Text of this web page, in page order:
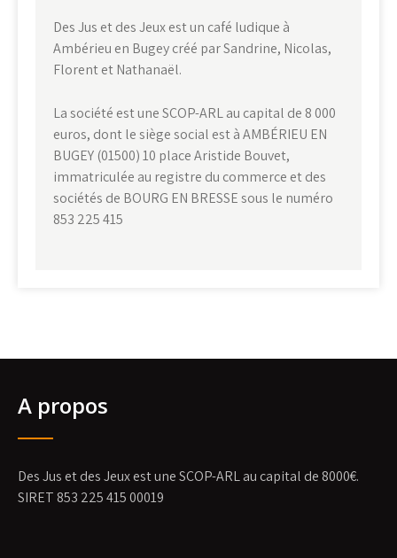
Des Jus et des Jeux est un café ludique à
Ambérieu en Bugey créé par Sandrine, Nicolas,
Florent et Nathanaël.
La société est une SCOP-ARL au capital de 8 000
euros, dont le siège social est à AMBÉRIEU EN
BUGEY (01500) 10 place Aristide Bouvet,
immatriculée au registre du commerce et des
sociétés de BOURG EN BRESSE sous le numéro
853 225 415
A propos
Des Jus et des Jeux est une SCOP-ARL au capital de 8000€.
SIRET 853 225 415 00019